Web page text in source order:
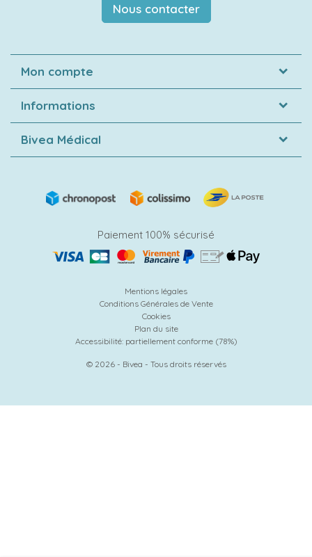
Nous contacter
Mon compte
Informations
Bivea Médical
Paiement 100% sécurisé
Mentions légales
Conditions Générales de Vente
Cookies
Plan du site
Accessibilité: partiellement conforme (78%)
© 2026 - Bivea - Tous droits réservés